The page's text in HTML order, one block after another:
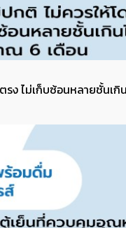
ไม่เก็บซ้อนหลายชั้นเกิ